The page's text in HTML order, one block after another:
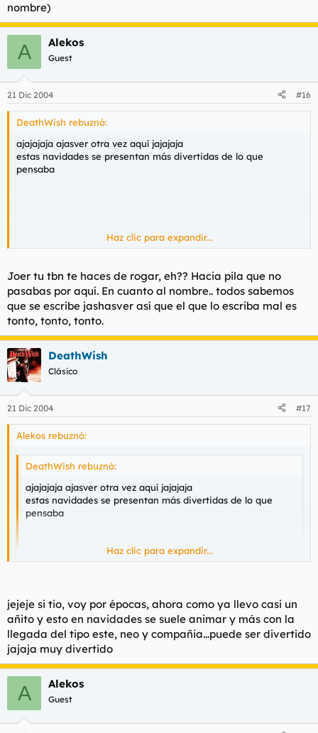
nombre)
A Alekos
Guest
21 Dic 2004 #16
DeathWish rebuznó:
ajajajaja ajasver otra vez aquí jajajaja
estas navidades se presentan más divertidas de lo que
pensaba
(a ver cuanto tarda en recordarnos como se escribe su
nombre)
Haz clic para expandir...
Joer tu tbn te haces de rogar, eh?? Hacia pila que no
pasabas por aquí. En cuanto al nombre.. todos sabemos
que se escribe jashasver así que el que lo escriba mal es
tonto, tonto, tonto.
DeathWish
Clásico
21 Dic 2004 #17
Alekos rebuznó:
DeathWish rebuznó:
ajajajaja ajasver otra vez aquí jajajaja
estas navidades se presentan más divertidas de lo que
pensaba
(a ver cuanto tarda en recordarnos como se escribe su
nombre)
Joer tu tbn te haces de rogar, eh?? Hacia pila que no pasabas
por aquí. En cuanto al nombre.. todos sabemos que se escribe
jashasver así que el que lo escriba mal es tonto, tonto, tonto.
Haz clic para expandir...
jejeje si tio, voy por épocas, ahora como ya llevo casi un
añito y esto en navidades se suele animar y más con la
llegada del tipo este, neo y compañia...puede ser divertido
jajaja muy divertido
A Alekos
Guest